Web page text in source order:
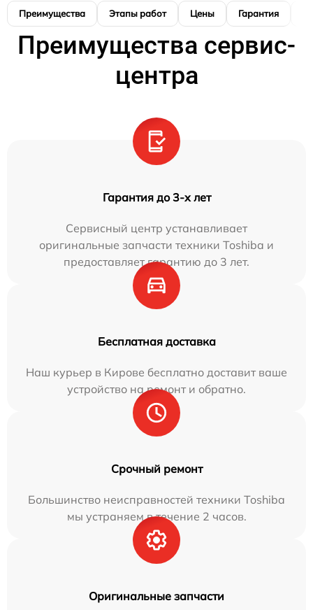
Преимущества Этапы работ Цены Гарантия
Преимущества сервис-
центра
Гарантия до 3-х лет
Сервисный центр устанавливает
оригинальные запчасти техники Toshiba и
предоставляет гарантию до 3 лет.
Бесплатная доставка
Наш курьер в Кирове бесплатно доставит ваше
устройство на ремонт и обратно.
Срочный ремонт
Большинство неисправностей техники Toshiba
мы устраняем в течение 2 часов.
Оригинальные запчасти